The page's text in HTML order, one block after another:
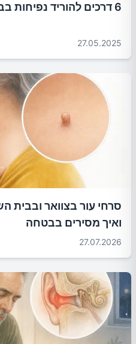
6 דרכים להוריד נפיחות בבטן תוך 24 שעות
27.05.2025
סרחי עור בצוואר ובבית
ואיך מסירים בבטחה
27.07.2026